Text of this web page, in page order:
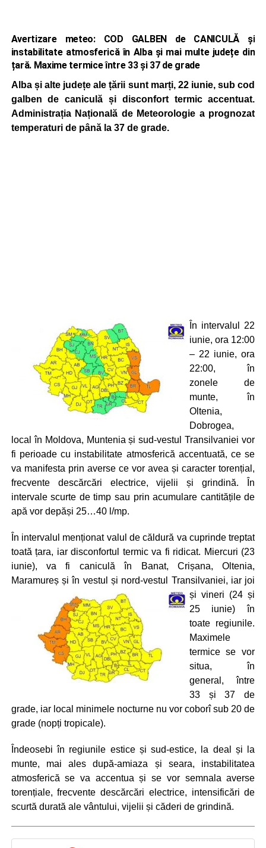
Avertizare meteo: COD GALBEN de CANICULĂ și
instabilitate atmosferică în Alba și mai multe județe din
țară. Maxime termice între 33 și 37 de grade
Alba și alte județe ale țării sunt marți, 22 iunie, sub cod
galben de caniculă și disconfort termic accentuat.
Administrația Națională de Meteorologie a prognozat
temperaturi de până la 37 de grade.
În intervalul 22
iunie, ora 12:00
– 22 iunie, ora
22:00, în
zonele de
munte, în
Oltenia,
Dobrogea,
local în Moldova, Muntenia și sud-vestul Transilvaniei vor
fi perioade cu instabilitate atmosferică accentuată, ce se
va manifesta prin averse ce vor avea și caracter torențial,
frecvente descărcări electrice, vijelii și grindină. În
intervale scurte de timp sau prin acumulare cantitățile de
apă vor depăși 25…40 l/mp.
În intervalul menționat valul de căldură va cuprinde treptat
toată țara, iar disconfortul termic va fi ridicat. Miercuri (23
iunie), va fi caniculă în Banat, Crișana, Oltenia,
Maramureș și în vestul și nord-vestul Transilvaniei, iar joi
și vineri (24 și
25 iunie) în
toate regiunile.
Maximele
termice se vor
situa, în
general, între
33 și 37 de
grade, iar local minimele nocturne nu vor coborî sub 20 de
grade (nopți tropicale).
Îndeosebi în regiunile estice și sud-estice, la deal și la
munte, mai ales după-amiaza și seara, instabilitatea
atmosferică se va accentua și se vor semnala averse
torențiale, frecvente descărcări electrice, intensificări de
scurtă durată ale vântului, vijelii și căderi de grindină.